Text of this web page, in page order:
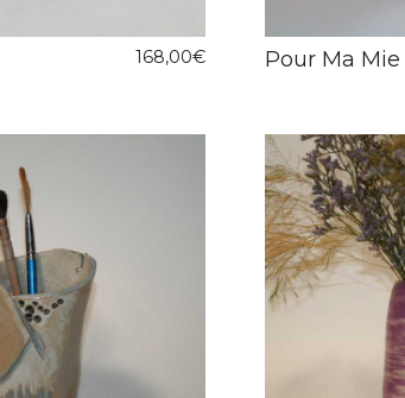
168,00€ Pour Ma Mie